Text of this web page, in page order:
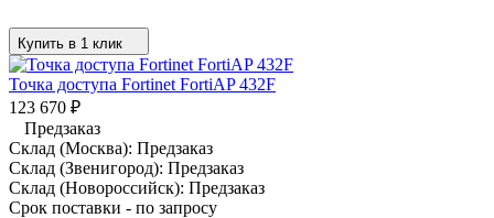
Купить в 1 клик
Точка доступа Fortinet FortiAP 432F
123 670 ₽
Предзаказ
Склад (Москва): Предзаказ
Склад (Звенигород): Предзаказ
Склад (Новороссийск): Предзаказ
Срок поставки - по запросу